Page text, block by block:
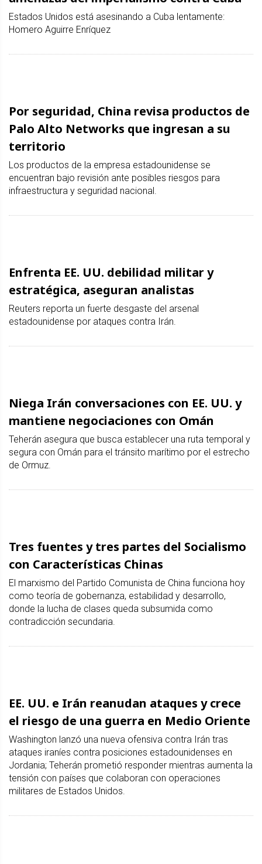
Estados Unidos está asesinando a Cuba lentamente:
Homero Aguirre Enríquez
Por seguridad, China revisa productos de
Palo Alto Networks que ingresan a su
territorio
Los productos de la empresa estadounidense se
encuentran bajo revisión ante posibles riesgos para
infraestructura y seguridad nacional.
Enfrenta EE. UU. debilidad militar y
estratégica, aseguran analistas
Reuters reporta un fuerte desgaste del arsenal
estadounidense por ataques contra Irán.
Niega Irán conversaciones con EE. UU. y
mantiene negociaciones con Omán
Teherán asegura que busca establecer una ruta temporal y
segura con Omán para el tránsito marítimo por el estrecho
de Ormuz.
Tres fuentes y tres partes del Socialismo
con Características Chinas
El marxismo del Partido Comunista de China funciona hoy
como teoría de gobernanza, estabilidad y desarrollo,
donde la lucha de clases queda subsumida como
contradicción secundaria.
EE. UU. e Irán reanudan ataques y crece
el riesgo de una guerra en Medio Oriente
Washington lanzó una nueva ofensiva contra Irán tras
ataques iraníes contra posiciones estadounidenses en
Jordania; Teherán prometió responder mientras aumenta la
tensión con países que colaboran con operaciones
militares de Estados Unidos.